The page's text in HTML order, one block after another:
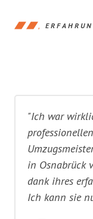
"Ich war
in Osnabrück
dank ihres
Ich kann sie